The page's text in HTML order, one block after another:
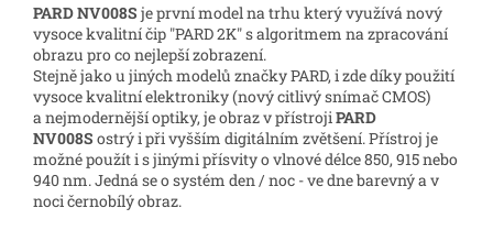
PARD NV008S je první model na trhu který využívá nový
vysoce kvalitní čip "PARD 2K" s algoritmem na zpracování
obrazu pro co nejlepší zobrazení.
Stejně jako u jiných modelů značky PARD, i zde díky použití
vysoce kvalitní elektroniky (nový citlivý snímač CMOS)
a nejmodernější optiky, je obraz v přístrojiPARD
NV008S ostrý i při vyšším digitálním zvětšení. Přístroj je
možné použít i s jinými přísvity o vlnové délce 850, 915 nebo
940 nm.Jedná se o systém den / noc - ve dne barevný a v
noci černobílý obraz.